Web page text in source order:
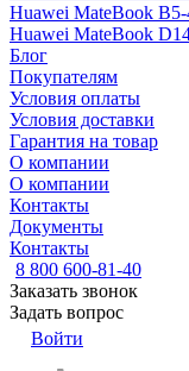
Huawei MateBook
Huawei MateBook
Блог
Покупателям
Условия оплаты
Условия доставки
Гарантия на товар
О компании
О компании
Контакты
Документы
Контакты
8 800 600-81-40
Заказать звонок
Задать вопрос
Войти